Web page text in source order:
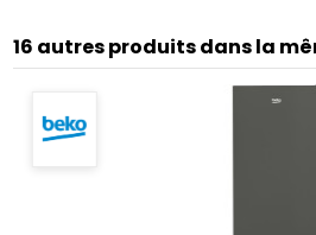
16 autres produits dans la